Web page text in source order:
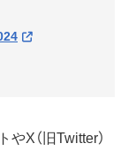
X（旧Twitter）